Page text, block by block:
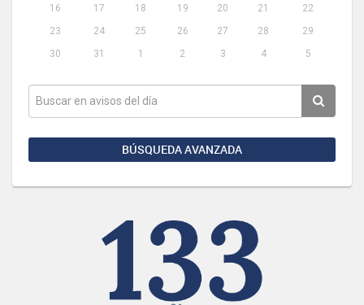
16
17 18 19 20 21
22
23
24 25 26 27 28
29
30
31 1 2 3 4 5
BÚSQUEDA AVANZADA